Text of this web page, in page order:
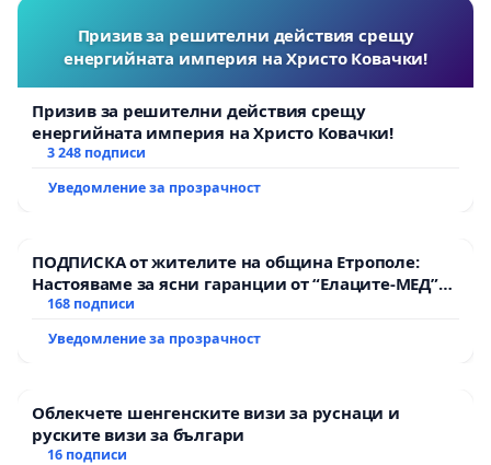
Призив за решителни действия срещу
енергийната империя на Христо Ковачки!
Призив за решителни действия срещу
енергийната империя на Христо Ковачки!
3 248 подписи
Уведомление за прозрачност
ПОДПИСКА от жителите на община Етрополе:
Настояваме за ясни гаранции от “Елаците-МЕД”
АД и от държавата, че ще се изпълнят всички
168 подписи
Уведомление за прозрачност
Облекчете шенгенските визи за руснаци и
руските визи за българи
16 подписи